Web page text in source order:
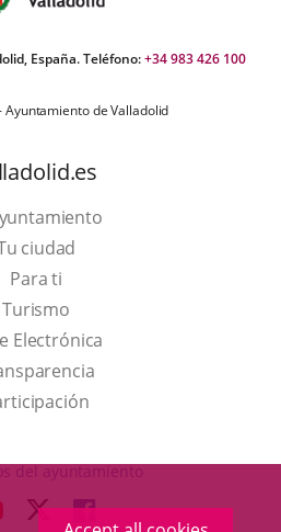
España. Teléfono:+34 983 426 100
Ayuntamiento de Valladolid
ciudad
Para ti
TurismoThis
link
will
open
a
up
Electrónica
del ayuntamiento
LINK LINKLINK